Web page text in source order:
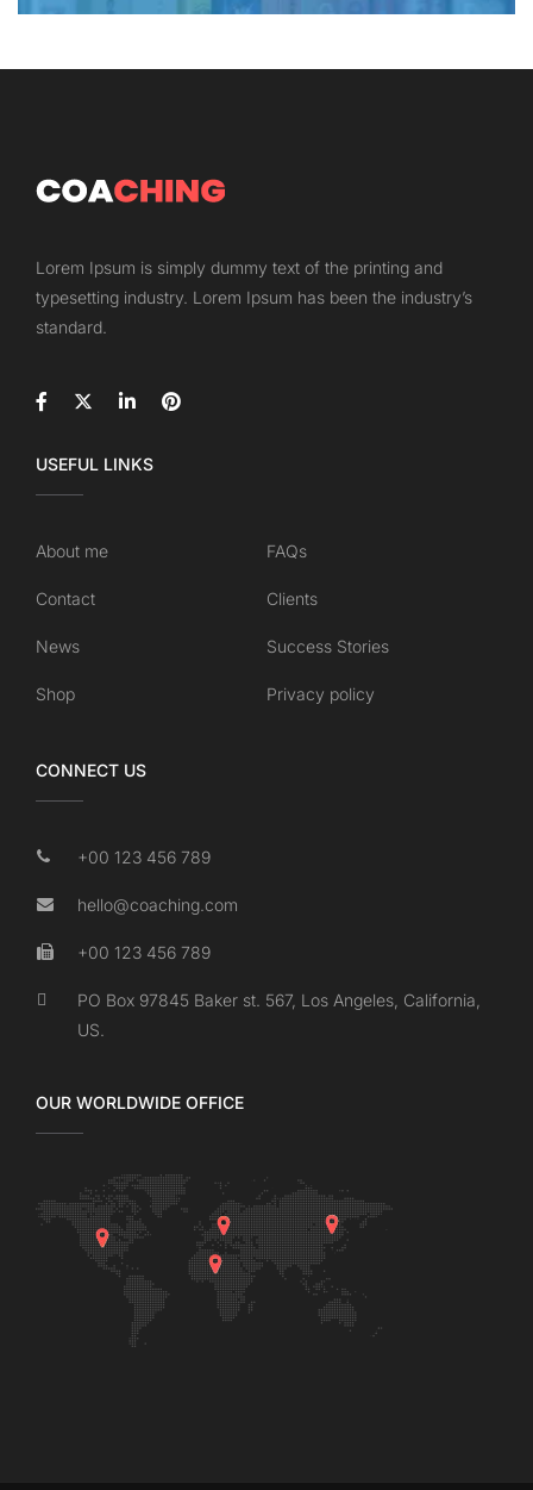
Lorem Ipsum is simply dummy text of the printing and
typesetting industry. Lorem Ipsum has been the industry’s
standard.
USEFUL LINKS
About me FAQs
Contact Clients
News Success Stories
Shop Privacy policy
CONNECT US
+00 123 456 789
hello@coaching.com
+00 123 456 789
PO Box 97845 Baker st. 567, Los Angeles, California,
US.
OUR WORLDWIDE OFFICE